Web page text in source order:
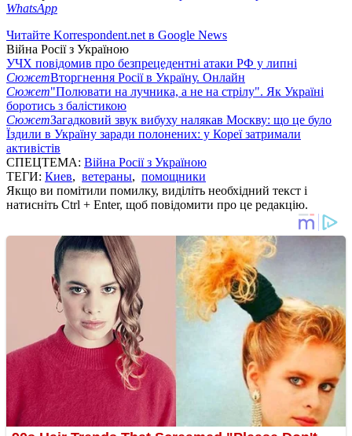
WhatsApp
Читайте Korrespondent.net в Google News
Війна Росії з Україною
УЧХ повідомив про безпрецедентні атаки РФ у липні
СюжетВторгнення Росії в Україну. Онлайн
Сюжет"Полювати на лучника, а не на стрілу". Як Україні
боротись з балістикою
СюжетЗагадковий звук вибуху налякав Москву: що це було
Їздили в Україну заради полонених: у Кореї затримали
активістів
СПЕЦТЕМА: Війна Росії з Україною
ТЕГИ: Киев, ветераны, помощники
Якщо ви помітили помилку, виділіть необхідний текст і
натисніть Ctrl + Enter, щоб повідомити про це редакцію.